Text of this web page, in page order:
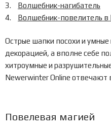
Волшебник-нагибатель
Волшебник-повелитель в
Острые шапки посохи и умные
декорацией, а вполне себе
хитроумные и
Newerwinter Online отвечают
Повелевая магией